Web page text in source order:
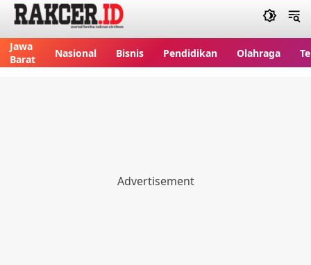
Jawa
Barat
Nasional Bisnis Pendidikan Olahraga